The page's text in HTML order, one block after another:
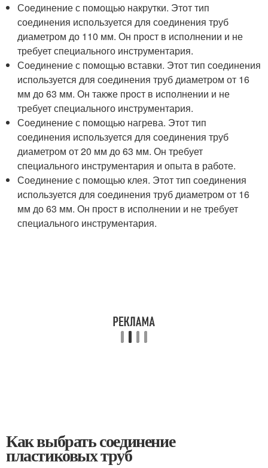
Соединение с помощью накрутки. Этот тип
соединения используется для соединения труб
диаметром до 110 мм. Он прост в исполнении и не
требует специального инструментария.
Соединение с помощью вставки. Этот тип соединения
используется для соединения труб диаметром от 16
мм до 63 мм. Он также прост в исполнении и не
требует специального инструментария.
Соединение с помощью нагрева. Этот тип
соединения используется для соединения труб
диаметром от 20 мм до 63 мм. Он требует
специального инструментария и опыта в работе.
Соединение с помощью клея. Этот тип соединения
используется для соединения труб диаметром от 16
мм до 63 мм. Он прост в исполнении и не требует
специального инструментария.
Как выбрать соединение
пластиковых труб